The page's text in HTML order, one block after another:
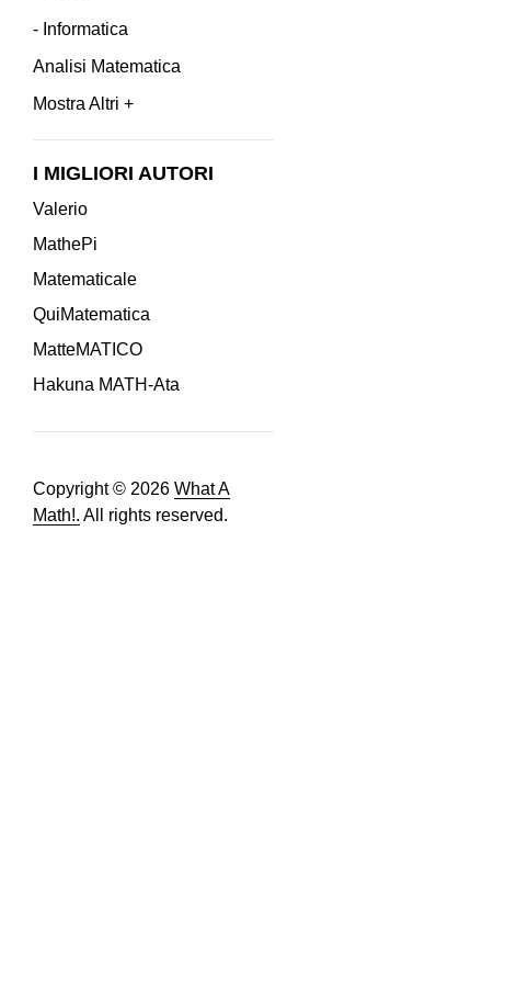
- Informatica
Analisi Matematica
Mostra Altri +
I MIGLIORI AUTORI
Valerio
MathePi
Matematicale
QuiMatematica
MatteMATICO
Hakuna MATH-Ata
Copyright © 2026 What A
Math!. All rights reserved.